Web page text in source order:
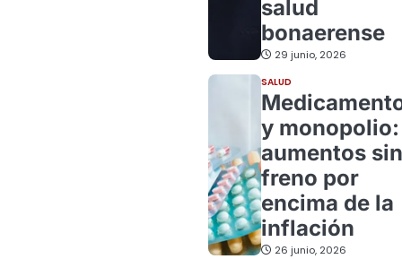
salud
bonaerense
29 junio, 2026
SALUD
y monopolio:
aumentos sin
freno por
encima de la
inflación
26 junio, 2026